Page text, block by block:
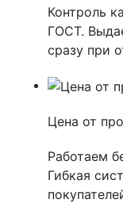
Контроль
ГОСТ.
сразу при
Цена от
Работаем
Гибкая